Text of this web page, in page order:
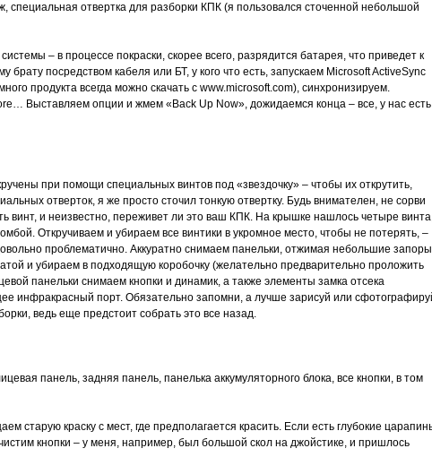
специальная отвертка для разборки КПК (я пользовался сточенной небольшой
– в процессе покраски, скорее всего, разрядится батарея, что приведет к
посредством кабеля или БТ, у кого что есть, запускаем Microsoft ActiveSync
продукта всегда можно скачать с www.microsoft.com), синхронизируем.
Выставляем опции и жмем «Back Up Now», дожидаемся конца – все, у нас есть
при помощи специальных винтов под «звездочку» – чтобы их открутить,
отверток, я же просто сточил тонкую отвертку. Будь внимателен, не сорви
винт, и неизвестно, переживет ли это ваш КПК. На крышке нашлось четыре
Откручиваем и убираем все винтики в укромное место, чтобы не потерять, –
проблематично. Аккуратно снимаем панельки, отжимая небольшие
и убираем в подходящую коробочку (желательно предварительно проложить
панельки снимаем кнопки и динамик, а также элементы замка отсека
инфракрасный порт. Обязательно запомни, а лучше зарисуй или
ведь еще предстоит собрать это все назад.
панель, задняя панель, панелька аккумуляторного блока, все кнопки, в том
старую краску с мест, где предполагается красить. Если есть глубокие
кнопки – у меня, например, был большой скол на джойстике, и пришлось